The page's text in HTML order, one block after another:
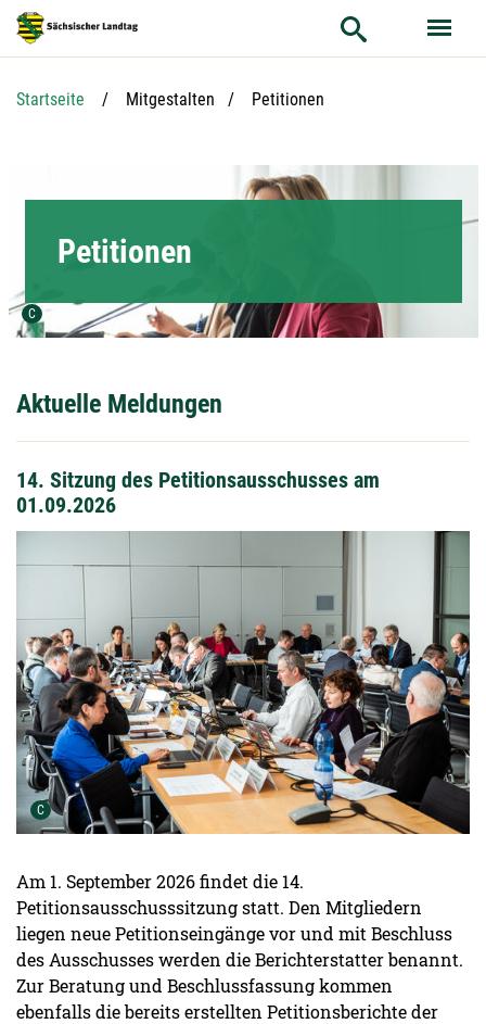
Hauptnavigation
Hauptinhalt
Service
Startseite Mitgestalten Aktuelle Seite:
Petitionen
C Urheber der Grafik:
Petitionen
Aktuelle Meldungen
14. Sitzung des Petitionsausschusses am
01.09.2026
C Urheber der Grafik:
Am 1. September 2026 findet die 14.
Petitionsausschusssitzung statt. Den Mitgliedern
liegen neue Petitionseingänge vor und mit Beschluss
des Ausschusses werden die Berichterstatter benannt.
Zur Beratung und Beschlussfassung kommen
ebenfalls die bereits erstellten Petitionsberichte der